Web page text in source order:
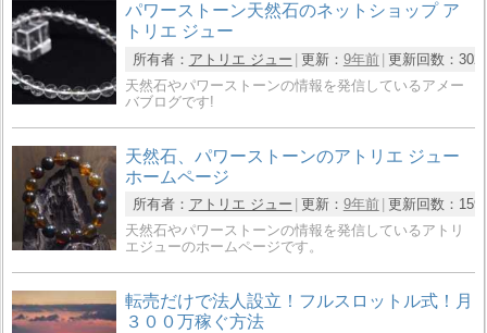
パワーストーン天然石のネットショップ ア
トリエ ジュー
所有者： アトリエ ジュー 更新： 9年前 更新回数： 302
天然石やパワーストーンの情報を発信しているアメー
バブログです!
天然石、パワーストーンのアトリエ ジュー
ホームページ
所有者： アトリエ ジュー 更新： 9年前 更新回数： 159
天然石やパワーストーンの情報を発信しているアトリ
エジューのホームページです。
転売だけで法人設立！フルスロットル式！月
３００万稼ぐ方法